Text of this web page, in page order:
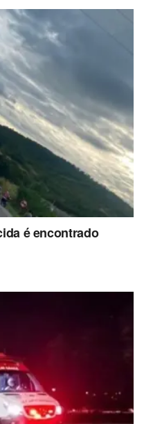
é encontrado